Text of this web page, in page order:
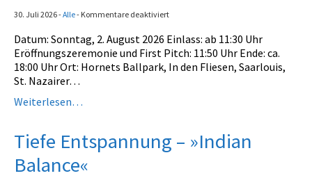
Leichtathletik
Schwimmen
Schwimmen lernen
Seepferdchen
Schwimmer
Seniorensport
30. Juli 2026-Alle- Kommentare deaktiviertfür
•
Bundeswehr
•
Datum: Sonntag, 2. August 2026 Einlass: ab 11:30 Uhr
Eröffnungszeremonie und First Pitch: 11:50 Uhr Ende: ca.
18:00 Uhr Ort: Hornets Ballpark, In den Fliesen, Saarlouis,
St. Nazairer…
Weiterlesen…
Tiefe Entspannung – »Indian
Balance«